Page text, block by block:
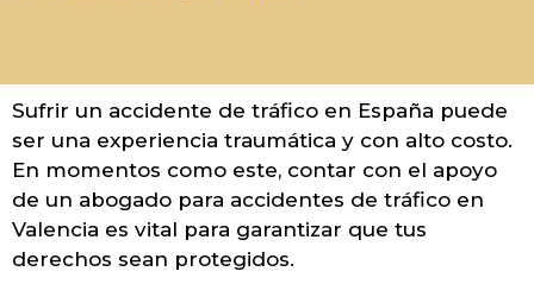
Sufrir un accidente de tráfico en España puede
ser una experiencia traumática y con alto costo.
En momentos como este, contar con el apoyo
de un abogado para accidentes de tráfico en
Valencia es vital para garantizar que tus
derechos sean protegidos.